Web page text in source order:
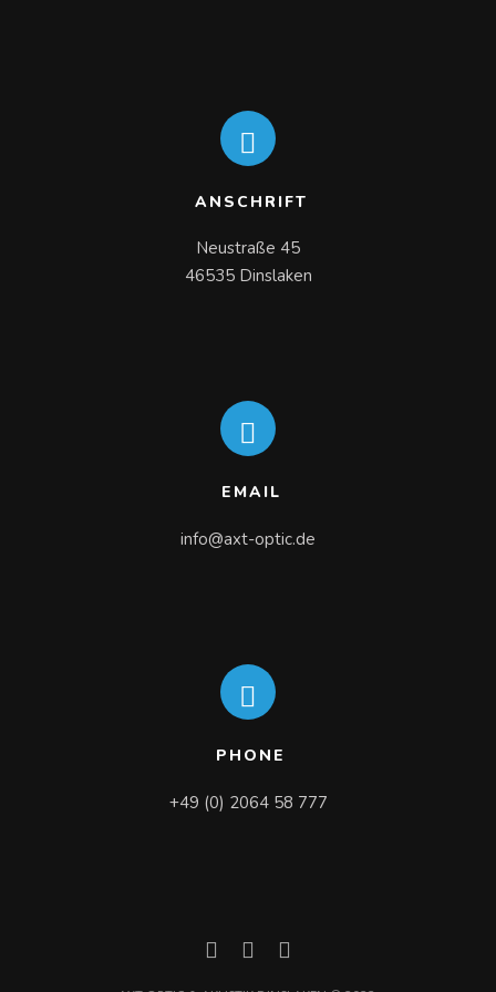
ANSCHRIFT
Neustraße 45
46535 Dinslaken
EMAIL
info@axt-optic.de
PHONE
+49 (0) 2064 58 777